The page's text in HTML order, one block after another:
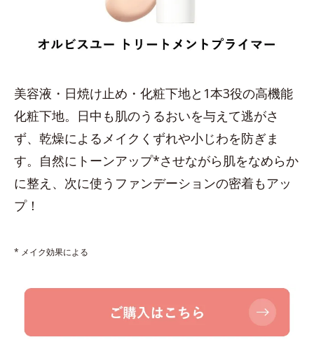
美容液・日焼け止め・化粧下地と1本3役の高機能
化粧下地。日中も肌のうるおいを与えて逃がさ
ず、乾燥によるメイクくずれや小じわを防ぎま
す。自然にトーンアップ*させながら肌をなめらか
に整え、次に使うファンデーションの密着もアッ
プ！
* メイク効果による